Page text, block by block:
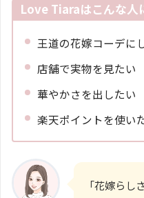
Love Tiaraはこんな人
王道の花嫁コーデに
店舗で実物を見たい
華やかさを出したい
楽天ポイントを使い
「花嫁らし